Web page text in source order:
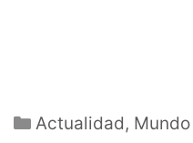
Categorías
Actualidad, Mundo